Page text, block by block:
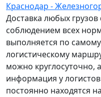
Краснодар -
Доставка любых грузов
соблюдением всех
выполняется по
логистическому
можно круглосуточно,
информация у
постоянно находятся